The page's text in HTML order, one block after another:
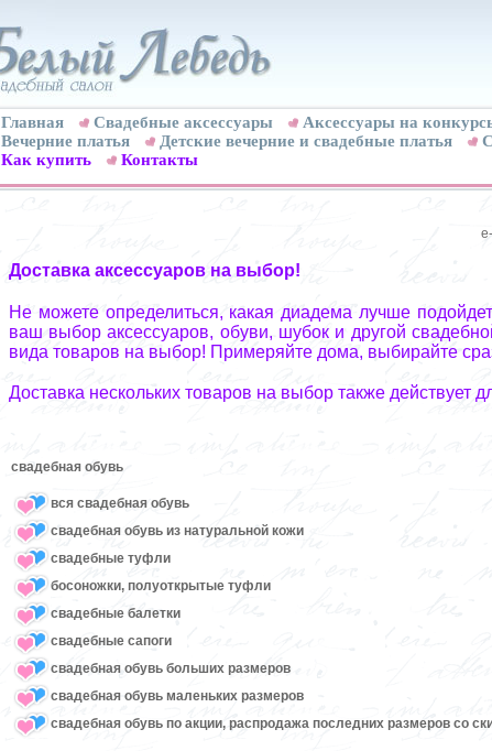
Главная Свадебные аксессуары Аксессуары на
Вечерние платья
Детские вечерние и свадебные платья
Как купить
Контакты
Доставка аксессуаров на выбор!
Не можете определиться, какая диадема лучше
ваш выбор аксессуаров, обуви, шубок и другой
вида товаров на выбор! Примеряйте дома, выбирайте
Доставка нескольких товаров на выбор также действует
свадебная обувь
вся свадебная обувь
cвадебная обувь из натуральной кожи
cвадебные туфли
босоножки, полуоткрытые туфли
cвадебные балетки
cвадебные сапоги
cвадебная обувь больших размеров
свадебная обувь маленьких размеров
свадебная обувь по акции, распродажа последних размеров со